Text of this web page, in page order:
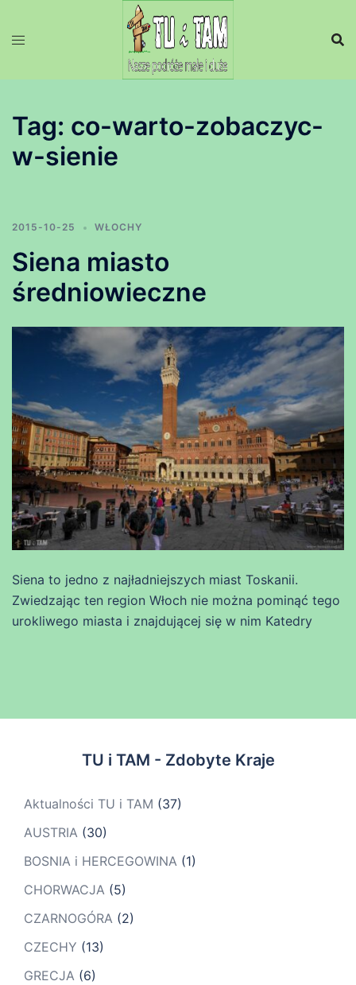
Tag: co-warto-zobaczyc-
w-sienie
2015-10-25 WŁOCHY
Siena miasto
średniowieczne
Siena to jedno z najładniejszych miast Toskanii.
Zwiedzając ten region Włoch nie można pominąć tego
urokliwego miasta i znajdującej się w nim Katedry
TU i TAM - Zdobyte Kraje
Aktualności TU i TAM (37)
AUSTRIA (30)
BOSNIA i HERCEGOWINA (1)
CHORWACJA (5)
CZARNOGÓRA (2)
CZECHY (13)
GRECJA (6)